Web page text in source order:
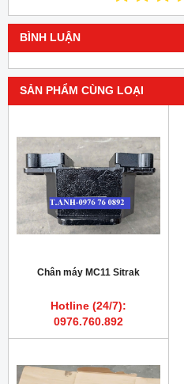
BÌNH LUẬN
SẢN PHẨM CÙNG LOẠI
Chân máy MC11 Sitrak
Hotline (24/7):
0976.760.892